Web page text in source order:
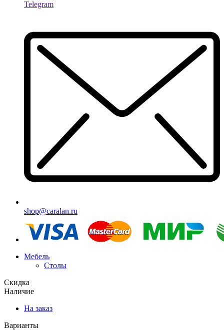
Telegram
shop@caralan.ru
Мебель
Столы
Скидка
Наличие
На заказ
Варианты